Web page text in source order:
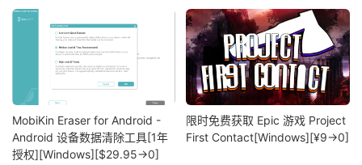
MobiKin Eraser for Android -
Android 设备数据清除工具[1年
授权][Windows][$29.95→0]
限时免费获取 Epic 游戏 Project
First Contact[Windows][¥9→0]